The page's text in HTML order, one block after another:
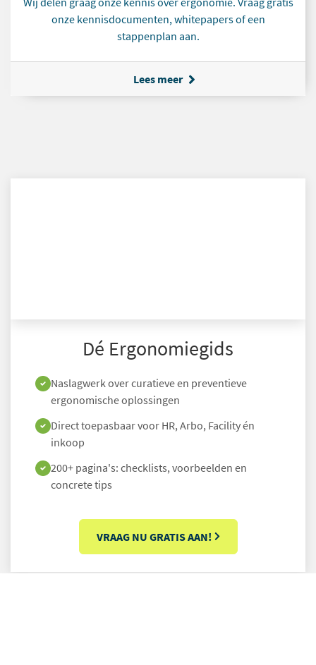
onze kennisdocumenten, whitepapers of een
stappenplan aan.
Lees meer
Dé Ergonomiegids
Naslagwerk over curatieve en preventieve
ergonomische oplossingen
Direct toepasbaar voor HR, Arbo, Facility én
inkoop
200+ pagina's: checklists, voorbeelden en
concrete tips
VRAAG NU GRATIS AAN!